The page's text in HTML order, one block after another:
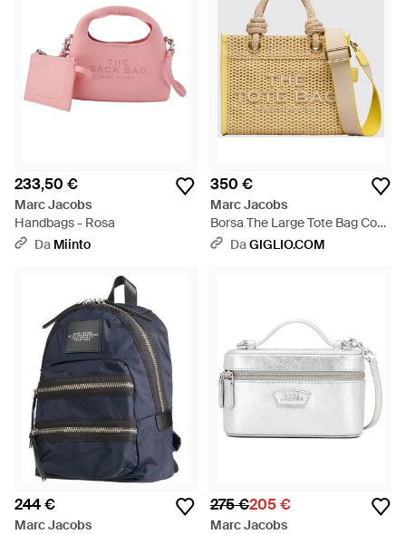
233,50 €
Marc Jacobs
Handbags - Rosa
Da Miinto
350 €
Marc Jacobs
Borsa The Large Tote Bag Con
Lavorazione Crochet E Logo
DaGIGLIO.COM
244 €
Marc Jacobs
275 €205 €
Marc Jacobs